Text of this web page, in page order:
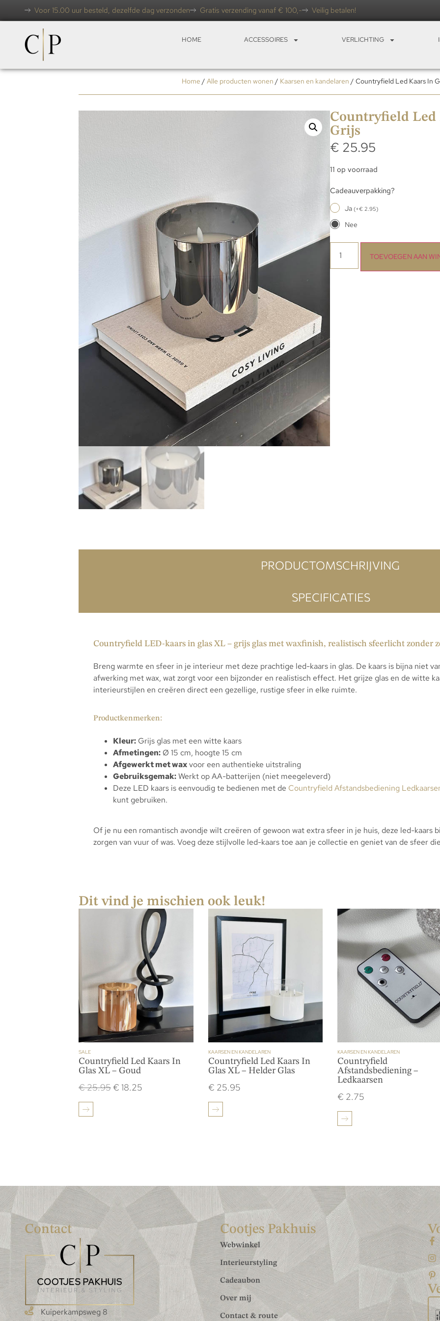
Voor 15.00 uur besteld, dezelfde dag verzonden Gratis verzending vanaf € 100,- Veilig betalen!
HOME ACCESSOIRES VERLICHTING
Home / Alle producten wonen / Kaarsen en kandelaren / Countryfield Led Kaars In
Countryfield Led
Grijs
€ 25.95
11 op voorraad
Cadeauverpakking?
Ja (+€ 2.95)
Nee
TOEVOEGEN AAN
PRODUCTOMSCHRIJVING
SPECIFICATIES
Countryfield LED-kaars in glas XL – grijs glas met waxfinish, realistisch sfeerlicht zonder
Breng warmte en sfeer in je interieur met deze prachtige led-kaars in glas. De kaars is bijna niet
afwerking met wax, wat zorgt voor een bijzonder en realistisch effect. Het grijze glas en de witte
interieurstijlen en creëren direct een gezellige, rustige sfeer in elke ruimte.
Productkenmerken:
Kleur: Grijs glas met een witte kaars
Afmetingen: Ø 15 cm, hoogte 15 cm
Afgewerkt met waxvoor een authentieke uitstraling
Gebruiksgemak:Werkt op AA-batterijen (niet meegeleverd)
Deze LED kaars is eenvoudig te bedienen met de Countryfield Afstandsbediening
kunt gebruiken.
Of je nu een romantisch avondje wilt creëren of gewoon wat extra sfeer in je huis, deze led-kaars
zorgen van vuur of was. Voeg deze stijlvolle led-kaars toe aan je collectie en geniet van de sfeer
Dit vind je mischien ook leuk!
SALE
Countryfield Led Kaars In
Glas XL – Goud
€25.95€ 18.25
KAARSEN EN KANDELAREN
Countryfield Led Kaars In
Glas XL – Helder Glas
€ 25.95
KAARSEN EN KANDELAREN
Countryfield
Afstandsbediening –
Ledkaarsen
€ 2.75
Contact
Kuiperkampsweg 8
Cootjes Pakhuis
Webwinkel
Interieurstyling
Cadeaubon
Over mij
Contact & route